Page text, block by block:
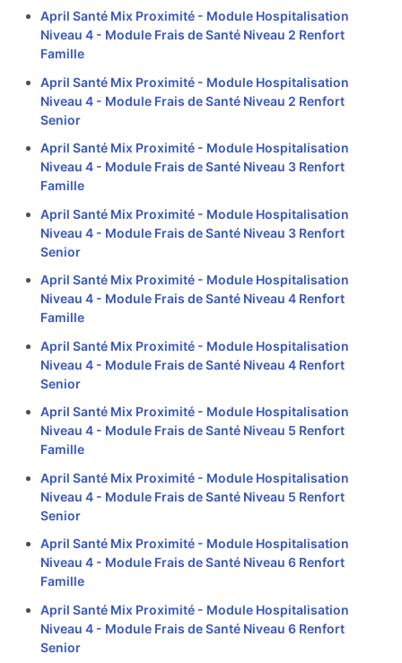
April Santé Mix Proximité - Module Hospitalisation
Niveau 4 - Module Frais de Santé Niveau 2 Renfort
Famille
April Santé Mix Proximité - Module Hospitalisation
Niveau 4 - Module Frais de Santé Niveau 2 Renfort
Senior
April Santé Mix Proximité - Module Hospitalisation
Niveau 4 - Module Frais de Santé Niveau 3 Renfort
Famille
April Santé Mix Proximité - Module Hospitalisation
Niveau 4 - Module Frais de Santé Niveau 3 Renfort
Senior
April Santé Mix Proximité - Module Hospitalisation
Niveau 4 - Module Frais de Santé Niveau 4 Renfort
Famille
April Santé Mix Proximité - Module Hospitalisation
Niveau 4 - Module Frais de Santé Niveau 4 Renfort
Senior
April Santé Mix Proximité - Module Hospitalisation
Niveau 4 - Module Frais de Santé Niveau 5 Renfort
Famille
April Santé Mix Proximité - Module Hospitalisation
Niveau 4 - Module Frais de Santé Niveau 5 Renfort
Senior
April Santé Mix Proximité - Module Hospitalisation
Niveau 4 - Module Frais de Santé Niveau 6 Renfort
Famille
April Santé Mix Proximité - Module Hospitalisation
Niveau 4 - Module Frais de Santé Niveau 6 Renfort
Senior